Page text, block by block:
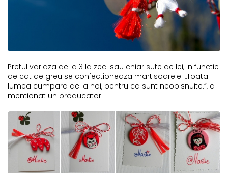
Pretul variaza de la 3 la zeci sau chiar sute de lei, in functie
de cat de greu se confectioneaza martisoarele. „Toata
lumea cumpara de la noi, pentru ca sunt neobisnuite.”, a
mentionat un producator.